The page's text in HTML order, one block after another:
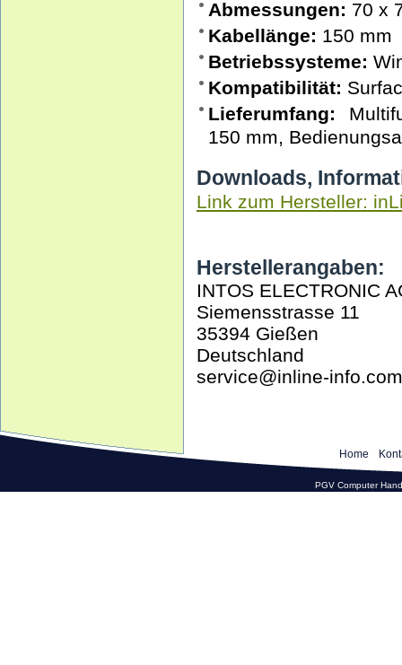
Abmessungen: 70 x
Kabellänge: 150 mm
Betriebssysteme:
Kompatibilität:
Lieferumfang:
150 mm,
Downloads,
Link zum Hersteller:
Herstellerangaben:
INTOS ELECTRONIC
Siemensstrasse 11
35394 Gießen
Deutschland
service@inline-info.com
Home
PGV Computer